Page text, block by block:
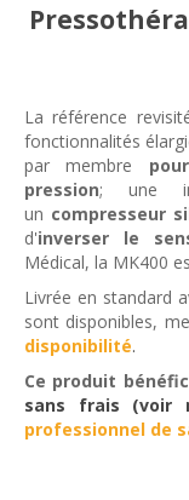
La référence
fonctionnalités
par membre
pression; une
un compresseur
d'inverser le
Médical, la MK400
Livrée en standard
sont disponibles,
disponibilité.
Ce produit
sans frais (voir
professionnel de